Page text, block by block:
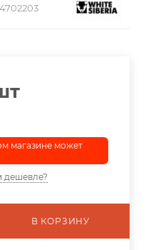
магазине может
дешевле?
В КОРЗИНУ